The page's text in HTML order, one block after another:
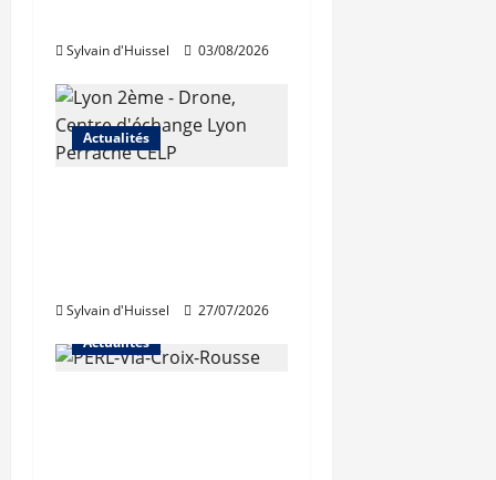
Sylvain d'Huissel 03/08/2026
Actualités
Sylvain d'Huissel
27/07/2026
Actualités